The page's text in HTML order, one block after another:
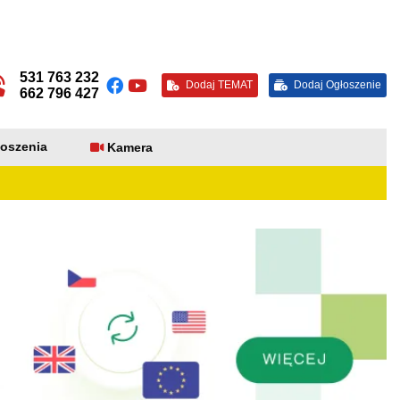
531 763 232
662 796 427
Dodaj TEMAT Dodaj Ogłoszenie
Kamera